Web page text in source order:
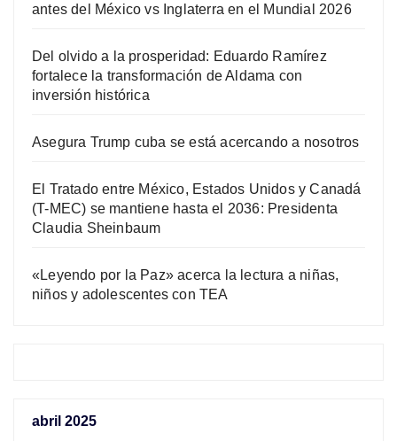
antes del México vs Inglaterra en el Mundial 2026
Del olvido a la prosperidad: Eduardo Ramírez
fortalece la transformación de Aldama con
inversión histórica
Asegura Trump cuba se está acercando a nosotros
El Tratado entre México, Estados Unidos y Canadá
(T-MEC) se mantiene hasta el 2036: Presidenta
Claudia Sheinbaum
«Leyendo por la Paz» acerca la lectura a niñas,
niños y adolescentes con TEA
abril 2025